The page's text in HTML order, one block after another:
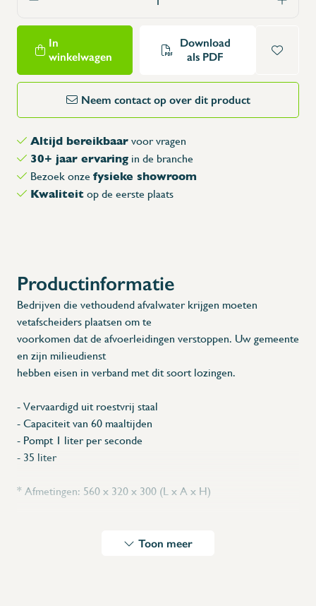
In
winkelwagen
Download
als PDF
Neem contact op over dit product
Altijd bereikbaar voor vragen
30+ jaar ervaring in de branche
Bezoek onze fysieke showroom
Kwaliteit op de eerste plaats
Productinformatie
Bedrijven die vethoudend afvalwater krijgen moeten
vetafscheiders plaatsen om te
voorkomen dat de afvoerleidingen verstoppen. Uw gemeente
en zijn milieudienst
hebben eisen in verband met dit soort lozingen.
- Vervaardigd uit roestvrij staal
- Capaciteit van 60 maaltijden
- Pompt 1 liter per seconde
- 35 liter
* Afmetingen: 560 x 320 x 300 (L x A x H)
Toon meer